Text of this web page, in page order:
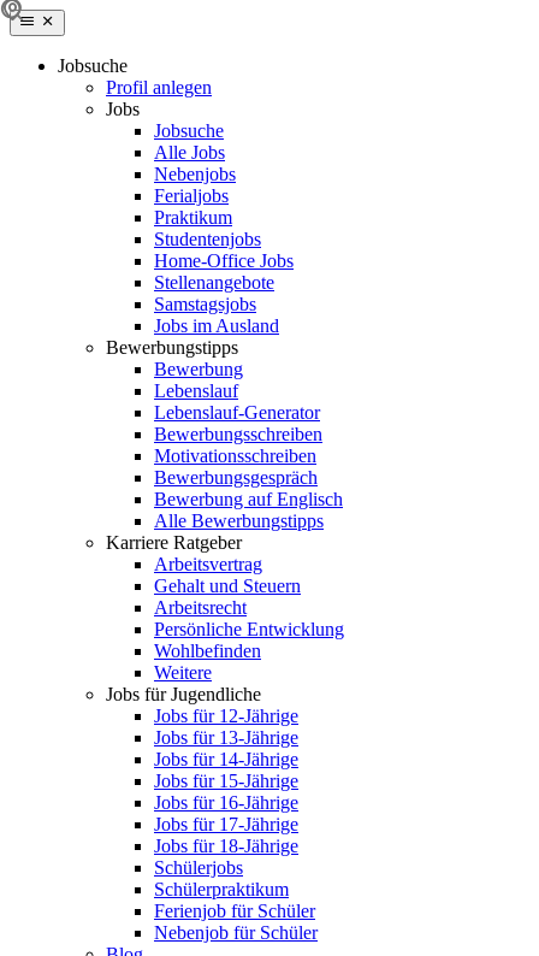
Jobsuche
Profil anlegen
Jobs
Jobsuche
Alle Jobs
Nebenjobs
Ferialjobs
Praktikum
Studentenjobs
Home-Office Jobs
Stellenangebote
Samstagsjobs
Jobs im Ausland
Bewerbungstipps
Bewerbung
Lebenslauf
Lebenslauf-Generator
Bewerbungsschreiben
Motivationsschreiben
Bewerbungsgespräch
Bewerbung auf Englisch
Alle Bewerbungstipps
Karriere Ratgeber
Arbeitsvertrag
Gehalt und Steuern
Arbeitsrecht
Persönliche Entwicklung
Wohlbefinden
Weitere
Jobs für Jugendliche
Jobs für 12-Jährige
Jobs für 13-Jährige
Jobs für 14-Jährige
Jobs für 15-Jährige
Jobs für 16-Jährige
Jobs für 17-Jährige
Jobs für 18-Jährige
Schülerjobs
Schülerpraktikum
Ferienjob für Schüler
Nebenjob für Schüler